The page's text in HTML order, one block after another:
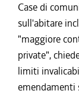
Case di
sull'abitare
"maggiore
private",
limiti
emendamenti